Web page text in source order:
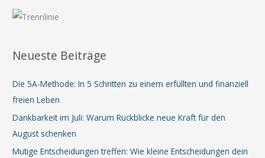
Neueste Beiträge
Die 5A-Methode: In 5 Schritten zu einem erfüllten und finanziell
freien Leben
Dankbarkeit im Juli: Warum Rückblicke neue Kraft für den
August schenken
Mutige Entscheidungen treffen: Wie kleine Entscheidungen dein